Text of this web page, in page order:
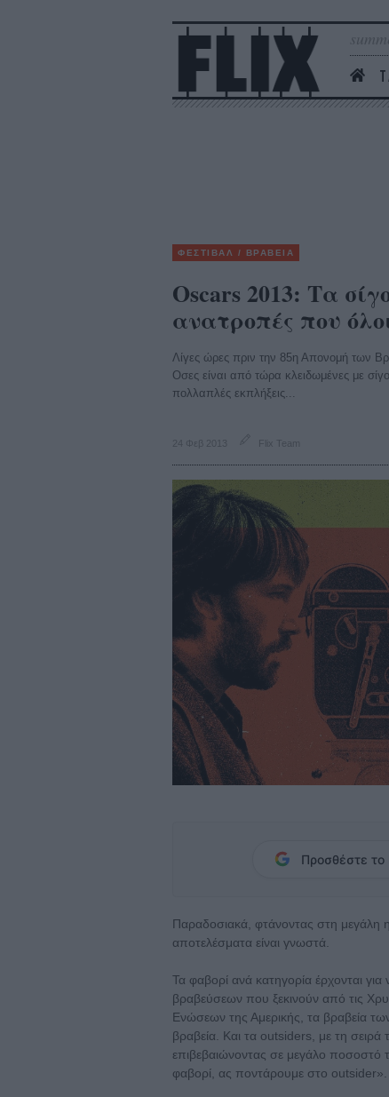
ΦΕΣΤΙΒΑΛ / ΒΡΑΒΕΙΑ
Oscars 2013: Τα
ανατροπές που
Λίγες ώρες πριν την 85η Απονομή των
Οσες είναι από τώρα κλειδωμένες με
πολλαπλές εκπλήξεις...
24 Φεβ 2013 Flix Team
Προσθέστε το
Παραδοσιακά, φτάνοντας στη
αποτελέσματα είναι γνωστά.
Τα φαβορί ανά κατηγορία έρχονται
βραβεύσεων που ξεκινούν από τις
Ενώσεων της Αμερικής, τα βραβεία
βραβεία. Και τα outsiders, με τη σειρά
επιβεβαιώνοντας σε μεγάλο ποσοστό
φαβορί, ας ποντάρουμε στο outsider».